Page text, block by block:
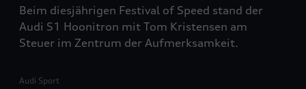
Beim diesjährigen Festival of Speed stand der
Audi S1 Hoonitron mit Tom Kristensen am
Steuer im Zentrum der Aufmerksamkeit.
Audi Sport